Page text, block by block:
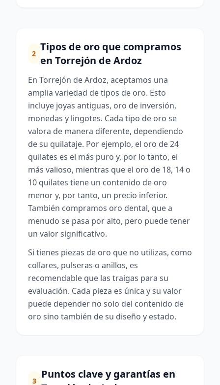
2
Tipos de oro que compramos
en Torrejón de Ardoz
En Torrejón de Ardoz, aceptamos una
amplia variedad de tipos de oro. Esto
incluye joyas antiguas, oro de inversión,
monedas y lingotes. Cada tipo de oro se
valora de manera diferente, dependiendo
de su quilataje. Por ejemplo, el oro de 24
quilates es el más puro y, por lo tanto, el
más valioso, mientras que el oro de 18, 14 o
10 quilates tiene un contenido de oro
menor y, por tanto, un precio inferior.
También compramos oro dental, que a
menudo se pasa por alto, pero puede tener
un valor significativo.
Si tienes piezas de oro que no utilizas, como
collares, pulseras o anillos, es
recomendable que las traigas para su
evaluación. Cada pieza es única y su valor
puede depender no solo del contenido de
oro sino también de su diseño y estado.
3
Puntos clave y garantías en